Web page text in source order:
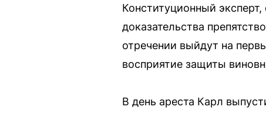
Конституционный
доказательства
отречении выйдут на
восприятие защиты
В день ареста Карл